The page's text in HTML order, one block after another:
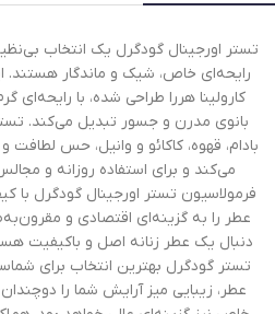
تستر اورجینال گودگرل یک انتخاب
رایحه‌ای خاص، شیک و ماندگار
کارولینا هررا طراحی شده، با رایحه‌ای
بانوی مدرن و جسور تبدیل می‌کند.
بادام، قهوه، کاکائو و وانیل، حس
می‌کند و برای استفاده روزانه و
فرمولاسیون تستر اورجینال گودگرل با
عطر را به گزینه‌ای اقتصادی و
دنبال یک عطر زنانه اصل و باکیفیت
تستر گودگرل بهترین انتخاب برای
عطر، زیبایی میز آرایش شما را